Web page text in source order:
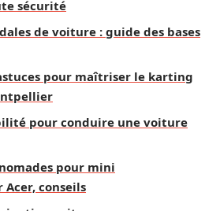
sécurité
de voiture : guide des bases
pour maîtriser le karting
pour conduire une voiture
pour mini
conseils